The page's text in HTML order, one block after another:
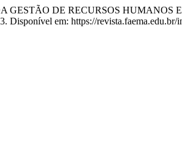
DE RECURSOS HUMANOS
Disponível em: https://